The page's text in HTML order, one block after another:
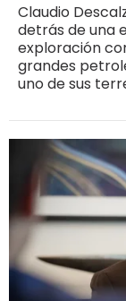
Claudio
detrás de una
exploración
grandes
uno de sus